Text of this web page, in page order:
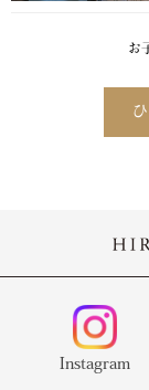
お
Instagram